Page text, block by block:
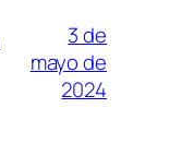
3 de
mayo de
2024